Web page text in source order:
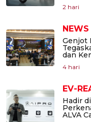
2 hari
NEWS
Genjot
dan
4 hari
EV-
Hadir
ALVA